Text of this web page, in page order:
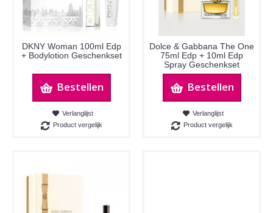
DKNY Woman 100ml Edp
+ Bodylotion Geschenkset
Bestellen
Verlanglijst
Product vergelijk
Dolce & Gabbana The One
75ml Edp + 10ml Edp
Spray Geschenkset
Bestellen
Verlanglijst
Product vergelijk